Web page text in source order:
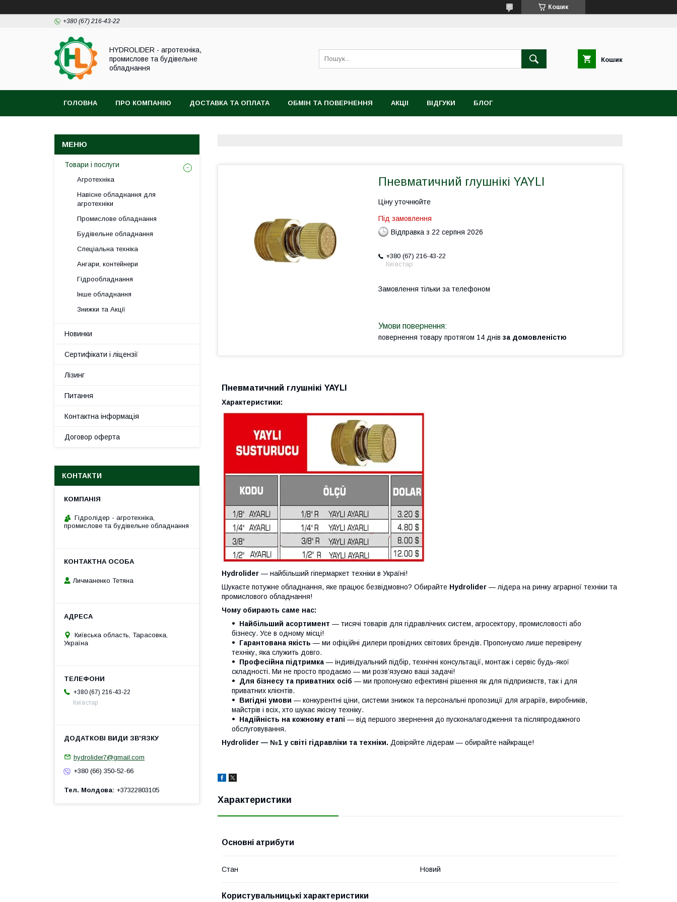
Кошик
+380 (67) 216-43-22
HYDROLIDER - агротехніка,
промислове та будівельне
обладнання
Кошик
ГОЛОВНА ПРО КОМПАНІЮ ДОСТАВКА ТА ОПЛАТА ОБМІН ТА ПОВЕРНЕННЯ АКЦІІ ВІДГУКИ БЛОГ
Пневматичний глушнікі YAYLI
Ціну уточнюйте
Під замовлення
Відправка з 22 серпня 2026
+380 (67) 216-43-22
Київстар
Замовлення тільки за телефоном
повернення товару протягом 14 днів за домовленістю
Пневматичний глушнікі YAYLI
Характеристики:
Hydrolider — найбільший гіпермаркет техніки в Україні!
Шукаєте потужне обладнання, яке працює безвідмовно? Обирайте Hydrolider — лідера на ринку аграрної техніки та
промислового обладнання!
Чому обирають саме нас:
Найбільший асортимент — тисячі товарів для гідравлічних систем, агросектору, промисловості або
бізнесу. Усе в одному місці!
Гарантована якість — ми офіційні дилери провідних світових брендів. Пропонуємо лише перевірену
техніку, яка служить довго.
Професійна підтримка — індивідуальний підбір, технічні консультації, монтаж і сервіс будь-якої
складності. Ми не просто продаємо — ми розв’язуємо ваші задачі!
Для бізнесу та приватних осіб — ми пропонуємо ефективні рішення як для підприємств, так і для
приватних клієнтів.
Вигідні умови — конкурентні ціни, системи знижок та персональні пропозиції для аграріїв, виробників,
майстрів і всіх, хто шукає якісну техніку.
Надійність на кожному етапі — від першого звернення до пусконалагодження та післяпродажного
обслуговування.
Hydrolider — №1 у світі гідравліки та техніки. Довіряйте лідерам — обирайте найкраще!
Характеристики
Основні атрибути
Стан Новий
Користувальницькі характеристики
Товари і послуги
Агротехніка
Навісне обладнання для
агротехніки
Промислове обладнання
Будівельне обладнання
Спеціальна техніка
Ангари, контейнери
Гідрообладнання
Інше обладнання
Знижки та Акції
Новинки
Сертифікати і ліцензії
Лізинг
Питання
Контактна інформація
Договор оферта
КОНТАКТИ
Гідролідер - агротехніка,
промислове та будівельне обладнання
Личманенко Тетяна
Київська область, Тарасовка,
Україна
+380 (67) 216-43-22
Київстар
hydrolider7@gmail.com
+380 (66) 350-52-66
Тел. Молдова +37322803105